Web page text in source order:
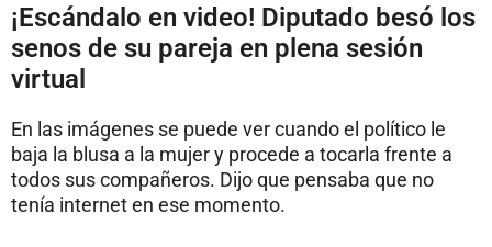
¡Escándalo en video! Diputado besó los
senos de su pareja en plena sesión
virtual
En las imágenes se puede ver cuando el político le
baja la blusa a la mujer y procede a tocarla frente a
todos sus compañeros. Dijo que pensaba que no
tenía internet en ese momento.